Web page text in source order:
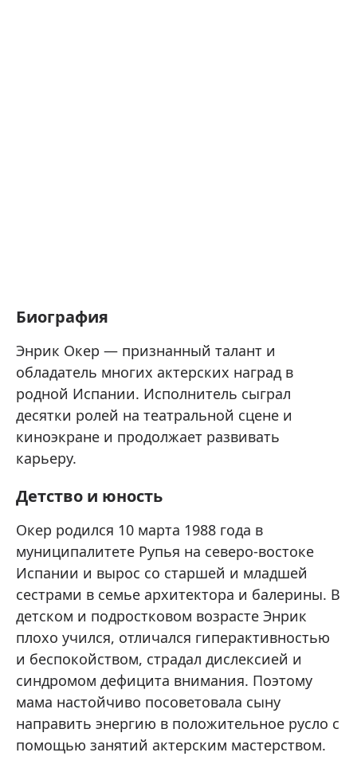
Биография
Энрик Окер — признанный талант и
обладатель многих актерских наград в
родной Испании. Исполнитель сыграл
десятки ролей на театральной сцене и
киноэкране и продолжает развивать
карьеру.
Детство и юность
Окер родился 10 марта 1988 года в
муниципалитете Рупья на северо-востоке
Испании и вырос со старшей и младшей
сестрами в семье архитектора и балерины. В
детском и подростковом возрасте Энрик
плохо учился, отличался гиперактивностью
и беспокойством, страдал дислексией и
синдромом дефицита внимания. Поэтому
мама настойчиво посоветовала сыну
направить энергию в положительное русло с
помощью занятий актерским мастерством.